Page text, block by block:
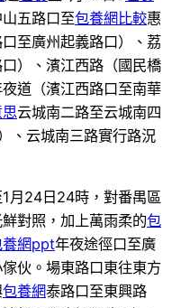
五路口至包養網比較惠
至廣州起義路口）、荔
）、濱江西路（國民橋
道（濱江西路口至南華
云城南二路至云城南四
、云城南三路實行路況
月24日24時，對番禺區
對照，加上萬雨柔的包
養網ppt年夜途徑口至廣
伙。場東路口東往東方
包養網泰路口至東興路